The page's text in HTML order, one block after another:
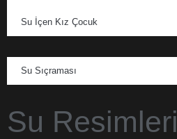
Su İçen Kız Çocuk
Su Sıçraması
Su Resimleri